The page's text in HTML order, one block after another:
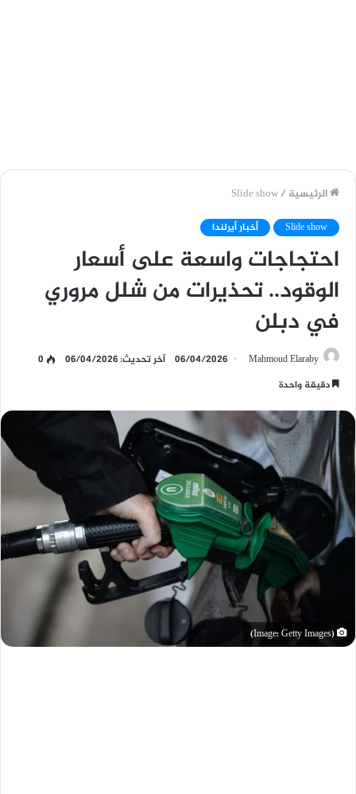
الرئيسية /
Slide show
Slide show أخبار أيرلندا
احتجاجات واسعة على أسعار
الوقود.. تحذيرات من شلل مروري
في دبلن
Mahmoud Elaraby
06/04/2026 آخر تحديث: 06/04/2026
0
دقيقة واحدة
(Image: Getty Images)